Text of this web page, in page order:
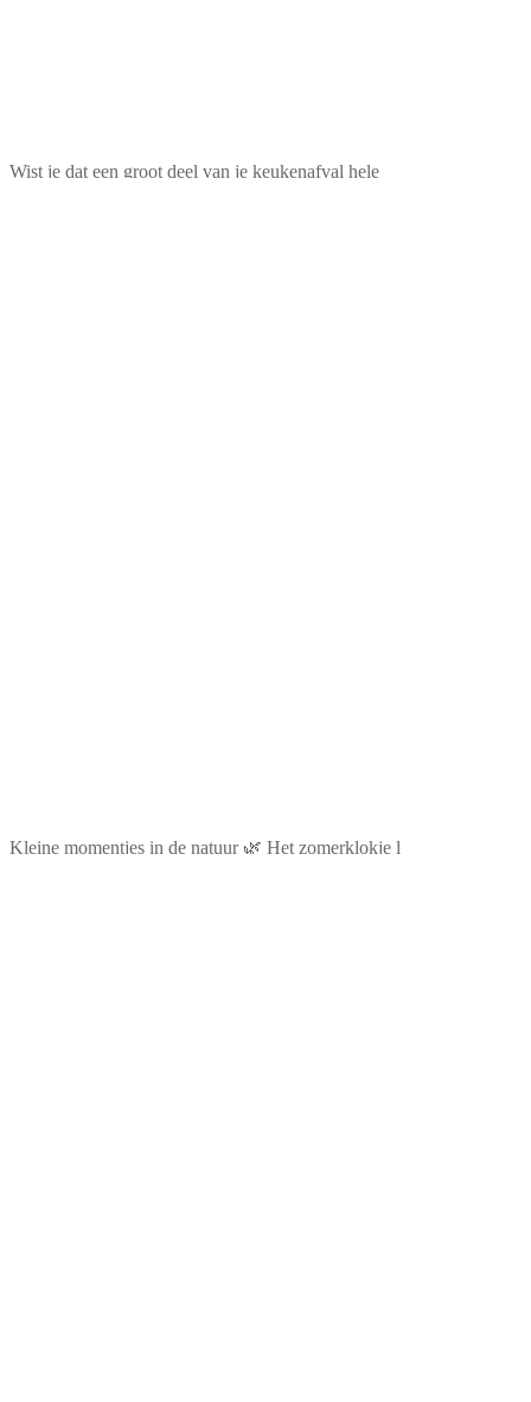
Wist je dat een groot deel van je keukenafval hele
Kleine momentjes in de natuur 🌿 Het zomerklokje l